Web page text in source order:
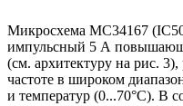
Микросхема MC34167
импульсный 5 А
(см. архитектуру на рис.
частоте в широком
и температур (0...70°С). В